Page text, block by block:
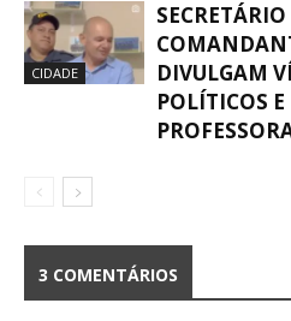
CIDADE
DIVULGAM
POLÍTICOS
3 COMENTÁRIOS